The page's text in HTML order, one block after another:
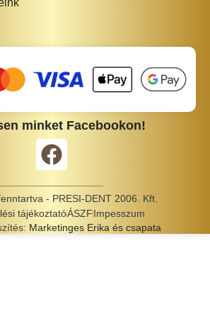
minket Facebookon!
- PRESI-DENT 2006. Kft.
tájékoztatóÁSZFImpesszum
Marketinges Erika és csapata